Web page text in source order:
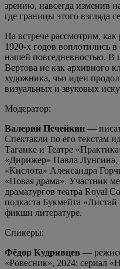
зрению, навсегда изменив
где границы этого взгляда
На встрече рассмотрим,
1920-х годов воплотились
нашей повседневностью. В
Вертова не как архивного
художника, чьи идеи
визуальных и звуковых
Модератор:
Валерий Печейкин —
Спектакли по его текстам
Таганке и Театре
«Дирижер» Павла Лунгина,
«Кислота» Александра
«Новая драма». Участник
драматургов театра Royal
подкаста Букмейта «Листай
фикшн литературе.
Спикеры:
Фёдор Кудрявцев —
«Ровесник», 2024; сериал